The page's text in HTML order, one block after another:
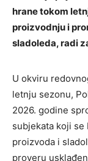
hrane tokom
proizvodnju i
sladoleda, radi
U okviru
letnju sezonu,
2026. godine
subjekata koji
proizvoda i
proveru